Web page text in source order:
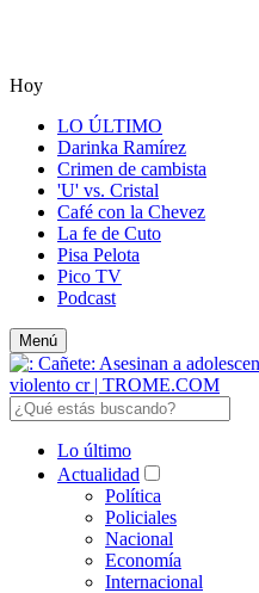
Hoy
LO ÚLTIMO
Darinka Ramírez
Crimen de cambista
'U' vs. Cristal
Café con la Chevez
La fe de Cuto
Pisa Pelota
Pico TV
Podcast
Menú
Lo último
Actualidad
Política
Policiales
Nacional
Economía
Internacional